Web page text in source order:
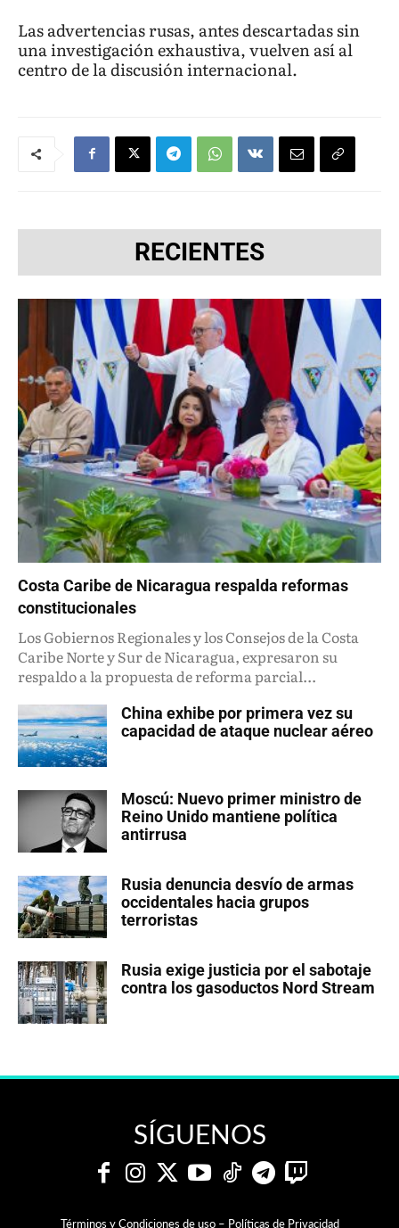
Las advertencias rusas, antes descartadas sin
una investigación exhaustiva, vuelven así al
centro de la discusión internacional.
RECIENTES
Costa Caribe de Nicaragua respalda reformas
constitucionales
Los Gobiernos Regionales y los Consejos de la Costa
Caribe Norte y Sur de Nicaragua, expresaron su
respaldo a la propuesta de reforma parcial...
China exhibe por primera vez su
capacidad de ataque nuclear aéreo
Moscú: Nuevo primer ministro de
Reino Unido mantiene política
antirrusa
Rusia denuncia desvío de armas
occidentales hacia grupos
terroristas
Rusia exige justicia por el sabotaje
contra los gasoductos Nord Stream
SÍGUENOS
Términos y Condiciones de uso – Políticas de Privacidad